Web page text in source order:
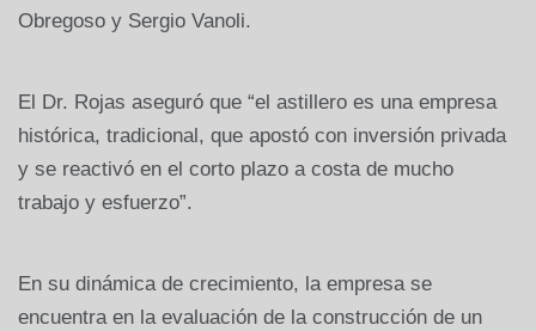
Obregoso y Sergio Vanoli.
El Dr. Rojas aseguró que “el astillero es una empresa
histórica, tradicional, que apostó con inversión privada
y se reactivó en el corto plazo a costa de mucho
trabajo y esfuerzo”.
En su dinámica de crecimiento, la empresa se
encuentra en la evaluación de la construcción de un